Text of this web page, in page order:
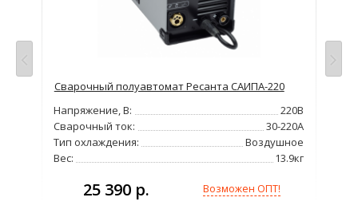
Сварочный полуавтомат Ресанта САИПА-220
Напряжение, В:
220В
Сварочный ток:
30-220А
Тип охлаждения:
Воздушное
Вес:
13.9кг
25 390 р. Возможен ОПТ!